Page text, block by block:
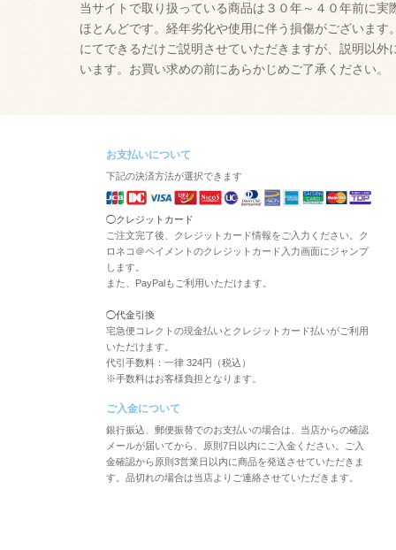
当サイトで取り扱っている商品は３０年～４０年前に
ほとんどです。経年劣化や使用に伴う損傷がございま
にてできるだけご説明させていただきますが、説明以
います。お買い求めの前にあらかじめご了承ください。
お支払いについて
下記の決済方法が選択できます
◯クレジットカード
ご注文完了後、クレジットカード情報をご入力ください。ク
ロネコ＠ペイメントのクレジットカード入力画面にジャンプ
します。
また、PayPalもご利用いただけます。
◯代金引換
宅急便コレクトの現金払いとクレジットカード払いがご利用
いただけます。
代引手数料：一律 324円（税込）
※手数料はお客様負担となります。
ご入金について
銀行振込、郵便振替でのお支払いの場合は、当店からの確認
メールが届いてから、原則7日以内にご入金ください。ご入
金確認から原則3営業日以内に商品を発送させていただきま
す。品切れの場合は当店よりご連絡させていただきます。